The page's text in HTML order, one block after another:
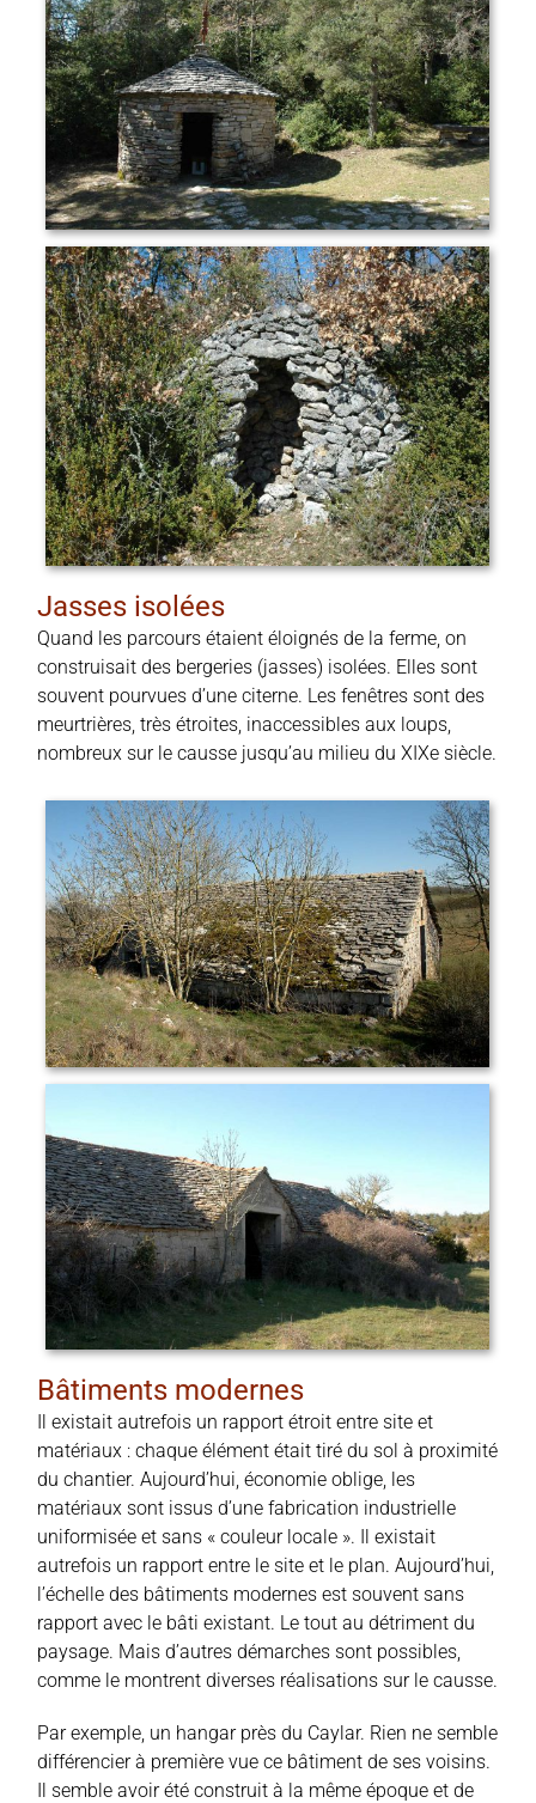
Jasses isolées
Quand les parcours étaient éloignés de la ferme, on
construisait des bergeries (jasses) isolées. Elles sont
souvent pourvues d’une citerne. Les fenêtres sont des
meurtrières, très étroites, inaccessibles aux loups,
nombreux sur le causse jusqu’au milieu du XIXe siècle.
Bâtiments modernes
Il existait autrefois un rapport étroit entre site et
matériaux : chaque élément était tiré du sol à proximité
du chantier. Aujourd’hui, économie oblige, les
matériaux sont issus d’une fabrication industrielle
uniformisée et sans « couleur locale ». Il existait
autrefois un rapport entre le site et le plan. Aujourd’hui,
l’échelle des bâtiments modernes est souvent sans
rapport avec le bâti existant. Le tout au détriment du
paysage. Mais d’autres démarches sont possibles,
comme le montrent diverses réalisations sur le causse.
Par exemple, un hangar près du Caylar. Rien ne semble
différencier à première vue ce bâtiment de ses voisins.
Il semble avoir été construit à la même époque et de